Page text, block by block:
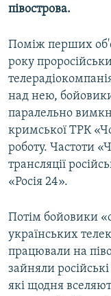
півострова.
Поміж перших
року
над нею,
паралельно
кримської ТРК
роботу. Частоти
трансляції
«Росія 24».
Потім бойовики
українських
працювали на
зайняли
які щодня